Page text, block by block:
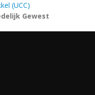
(UCC)
Gewest